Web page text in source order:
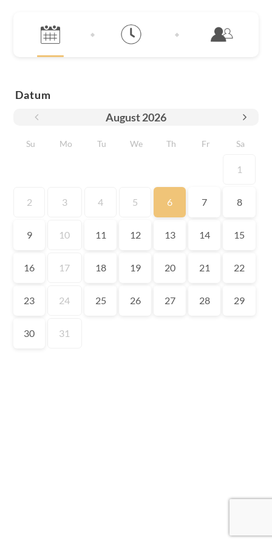
Datum
August2026
Su Mo Tu We Th Fr Sa
1
2 3 4 5 6 7 8
9 10 11 12 13 14 15
16 17 18 19 20 21 22
23 24 25 26 27 28 29
30 31